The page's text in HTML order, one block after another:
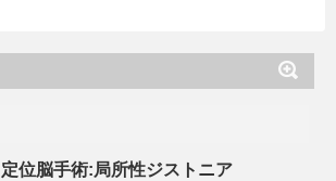
定位脳手術:局所性ジストニア